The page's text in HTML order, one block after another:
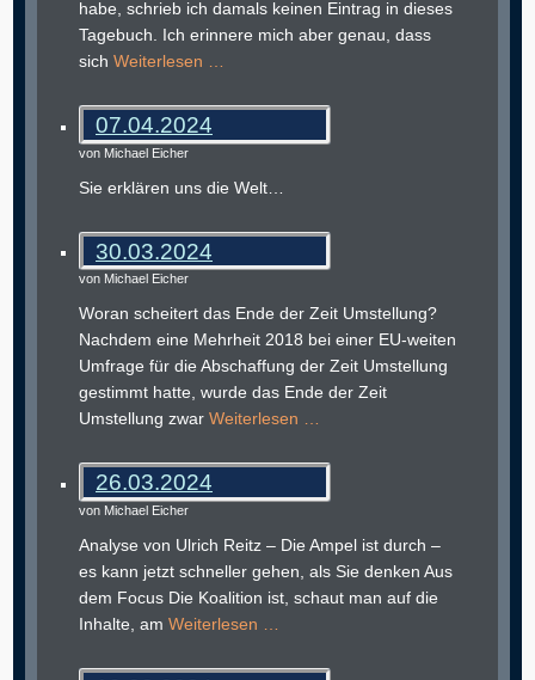
habe, schrieb ich damals keinen Eintrag in dieses
Tagebuch. Ich erinnere mich aber genau, dass
sichWeiterlesen …
07.04.2024
von Michael Eicher
Sie erklären uns die Welt…
30.03.2024
von Michael Eicher
Woran scheitert das Ende der Zeit Umstellung?
Nachdem eine Mehrheit 2018 bei einer EU-weiten
Umfrage für die Abschaffung der Zeit Umstellung
gestimmt hatte, wurde das Ende der Zeit
Umstellung zwarWeiterlesen …
26.03.2024
von Michael Eicher
Analyse von Ulrich Reitz – Die Ampel ist durch –
es kann jetzt schneller gehen, als Sie denken Aus
dem Focus Die Koalition ist, schaut man auf die
Inhalte, amWeiterlesen …